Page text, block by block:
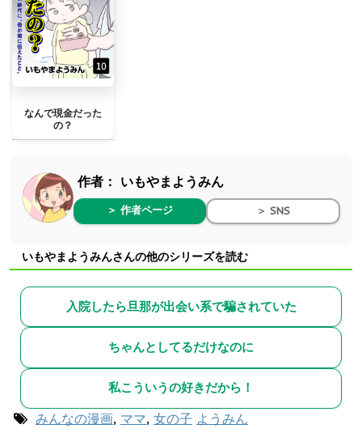
なんで現金だった
の？
作者： いもやまようみん
＞ 作者ページ ＞ SNS
いもやまようみんさんの他のシリーズを読む
入院したら旦那が出会い系で騙されていた
ちゃんとしてるだけなのに
私こういうの好きだから！
みんなの漫画, ママ, 女の子 ようみん